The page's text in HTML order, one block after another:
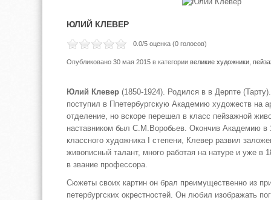
ЮЛИЙ КЛЕВЕР
0.0/5 оценка (0 голосов)
Опубликовано 30 мая 2015 в категории великие художники
Юлий Клевер (1850-1924). Родился в в Дерпте
поступил в Ппетербургскую Академию художеств на
отделение, но вскоре перешел в класс пейзажной
наставником был С.М.Воробьев. Окончив Академию в
классного художника I степени, Клевер развил
живописный талант, много работая на натуре и уже в
в звание профессора.
Сюжеты своих картин он брал преимущественно из
петербургских окрестностей. Он любил изображать